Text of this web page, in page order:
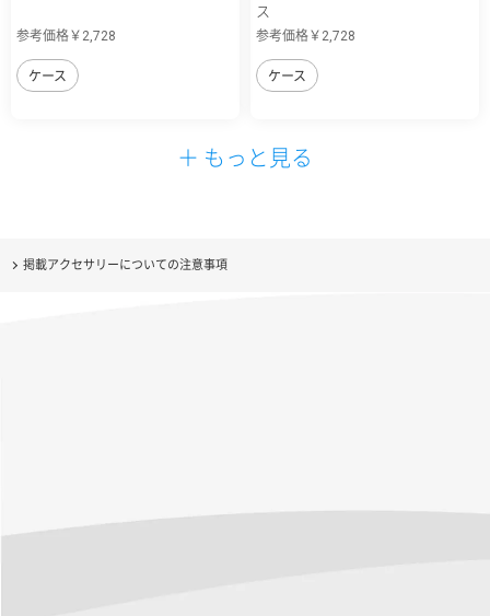
参考価格￥2,728
ケース
ス
参考価格￥2,728
ケース
＋ もっと見る
掲載アクセサリーについての注意事項